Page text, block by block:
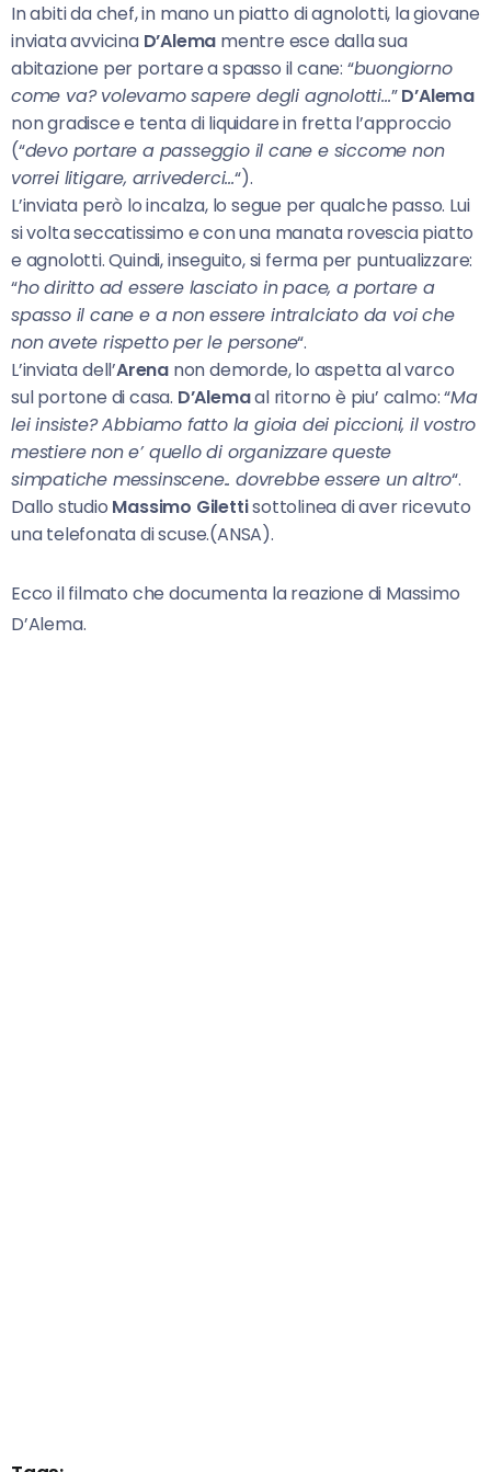
In abiti da chef, in mano un piatto di agnolotti, la giovane
inviata avvicina D’Alema mentre esce dalla sua
abitazione per portare a spasso il cane: “buongiorno
come va? volevamo sapere degli agnolotti…”D’Alema
non gradisce e tenta di liquidare in fretta l’approccio
(“devo portare a passeggio il cane e siccome non
vorrei litigare, arrivederci…“).
L’inviata però lo incalza, lo segue per qualche passo. Lui
si volta seccatissimo e con una manata rovescia piatto
e agnolotti. Quindi, inseguito, si ferma per puntualizzare:
“ho diritto ad essere lasciato in pace, a portare a
spasso il cane e a non essere intralciato da voi che
non avete rispetto per le persone“.
L’inviata dell’Arena non demorde, lo aspetta al varco
sul portone di casa. D’Alemaal ritorno è piu’ calmo: “Ma
lei insiste? Abbiamo fatto la gioia dei piccioni, il vostro
mestiere non e’ quello di organizzare queste
simpatiche messinscene.. dovrebbe essere un altro“.
Dallo studio Massimo Gilettisottolinea di aver ricevuto
una telefonata di scuse.(ANSA).
Ecco il filmato che documenta la reazione di Massimo
D’Alema.